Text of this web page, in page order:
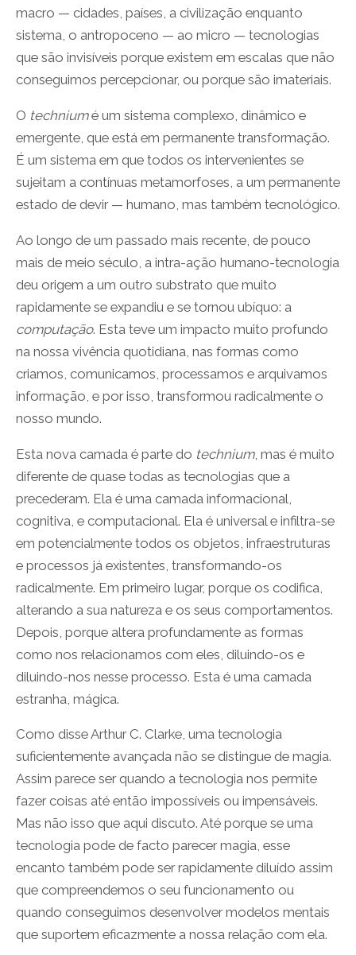
macro — cidades, países, a civilização enquanto
sistema, o antropoceno — ao micro — tecnologias
que são invisíveis porque existem em escalas que não
conseguimos percepcionar, ou porque são imateriais.
O techniumé um sistema complexo, dinâmico e
emergente, que está em permanente transformação.
É um sistema em que todos os intervenientes se
sujeitam a contínuas metamorfoses, a um permanente
estado de devir — humano, mas também tecnológico.
Ao longo de um passado mais recente, de pouco
mais de meio século, a intra-ação humano-tecnologia
deu origem a um outro substrato que muito
rapidamente se expandiu e se tornou ubíquo: a
computação. Esta teve um impacto muito profundo
na nossa vivência quotidiana, nas formas como
criamos, comunicamos, processamos e arquivamos
informação, e por isso, transformou radicalmente o
nosso mundo.
Esta nova camada é parte do technium, mas é muito
diferente de quase todas as tecnologias que a
precederam. Ela é uma camada informacional,
cognitiva, e computacional. Ela é universal e infiltra-se
em potencialmente todos os objetos, infraestruturas
e processos já existentes, transformando-os
radicalmente. Em primeiro lugar, porque os codifica,
alterando a sua natureza e os seus comportamentos.
Depois, porque altera profundamente as formas
como nos relacionamos com eles, diluindo-os e
diluindo-nos nesse processo. Esta é uma camada
estranha, mágica.
Como disse Arthur C. Clarke, uma tecnologia
suficientemente avançada não se distingue de magia.
Assim parece ser quando a tecnologia nos permite
fazer coisas até então impossíveis ou impensáveis.
Mas não isso que aqui discuto. Até porque se uma
tecnologia pode de facto parecer magia, esse
encanto também pode ser rapidamente diluído assim
que compreendemos o seu funcionamento ou
quando conseguimos desenvolver modelos mentais
que suportem eficazmente a nossa relação com ela.